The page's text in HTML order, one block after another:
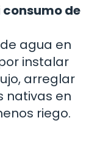
de
agua en
instalar
arreglar
nativas en
riego.